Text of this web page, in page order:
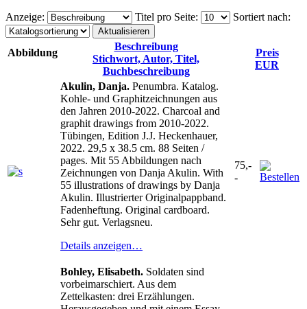
Anzeige: Titel pro Seite: Sortiert nach:
Abbildung
Beschreibung
Stichwort, Autor, Titel,
Buchbeschreibung
Preis
EUR
Akulin, Danja. Penumbra. Katalog.
Kohle- und Graphitzeichnungen aus
den Jahren 2010-2022. Charcoal and
graphit drawings from 2010-2022.
Tübingen, Edition J.J. Heckenhauer,
2022. 29,5 x 38.5 cm. 88 Seiten /
pages. Mit 55 Abbildungen nach
Zeichnungen von Danja Akulin. With
55 illustrations of drawings by Danja
Akulin. Illustrierter Originalpappband.
Fadenheftung. Original cardboard.
Sehr gut. Verlagsneu.
Details anzeigen…
75,-
-
Bohley, Elisabeth. Soldaten sind
vorbeimarschiert. Aus dem
Zettelkasten: drei Erzählungen.